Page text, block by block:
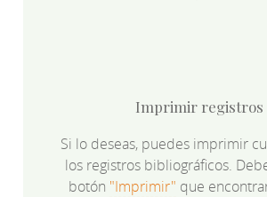
Imprimir registros
Si lo deseas, puedes imprimir
los registros bibliográficos.
botón "Imprimir" que